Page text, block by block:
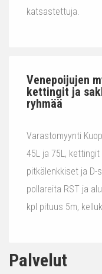
katsastettuja.
Venepoijujen
kettingit ja
ryhmää
Varastomyynti
45L ja 75L,
pitkälenkkiset ja D-
pollareita RST ja
kpl pituus 5m,
Palvelut